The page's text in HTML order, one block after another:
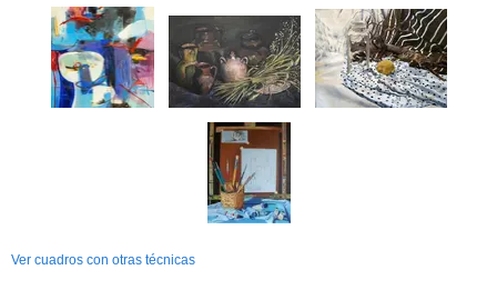
Ver cuadros con otras técnicas